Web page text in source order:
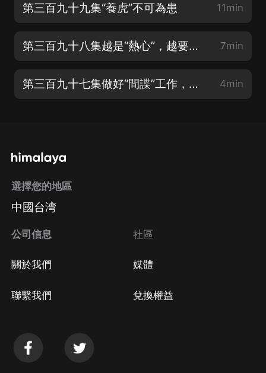
第三百九十九集“養虎”不可為患 11min
第三百九十八集越是“熱心”，越要防範 7min
第三百九十七集做好“間諜”工作，與朋友安全地常來常往 4min
選擇您的地區
中國台湾
公司信息
關於我們
聯繫我們
社區
媒體
兌換權益